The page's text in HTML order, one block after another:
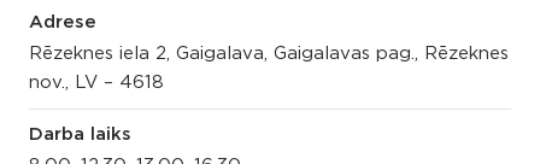
Adrese
Rēzeknes iela 2, Gaigalava, Gaigalavas pag., Rēzeknes
nov., LV – 4618
Darba laiks